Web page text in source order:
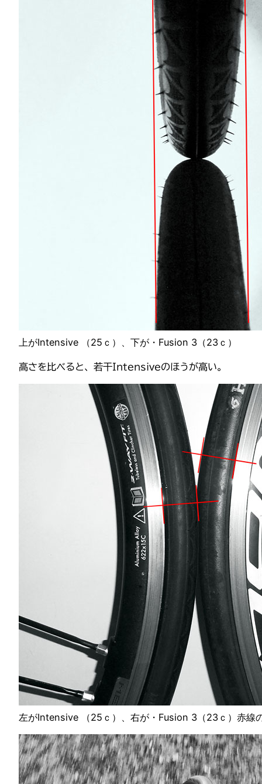
上がIntensive （25ｃ）、下が・Fusion 3（23ｃ）
高さを比べると、若干Intensiveのほうが高い。
左がIntensive （25ｃ）、右が・Fusion 3（23ｃ）赤線